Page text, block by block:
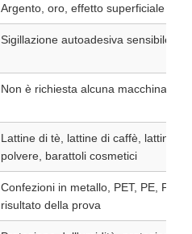
Argento, oro, effetto superficiale
Sigillazione autoadesiva sensibile
Non è richiesta alcuna macchina di
Lattine di tè, lattine di caffè, lattine di
polvere, barattoli cosmetici
Confezioni in metallo, PET, PE, PP,
risultato della prova